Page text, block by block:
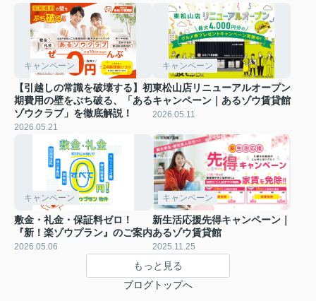
キャンペーン
【引越しの常識を破壊する】初
期費用の壁をぶち破る、「ある
ゾウクラブ」を徹底解説！
2026.05.21
キャンペーン
東松山店リニューアルオープン
キャンペーン｜あるゾウ賃貸館
2026.05.11
キャンペーン
敷金・礼金・保証料ゼロ！
『新！楽ゾウプラン』のご案内
2026.05.06
キャンペーン
新生活応援先得キャンペーン｜
あるゾウ賃貸館
2025.11.25
もっと見る
ブログトップへ